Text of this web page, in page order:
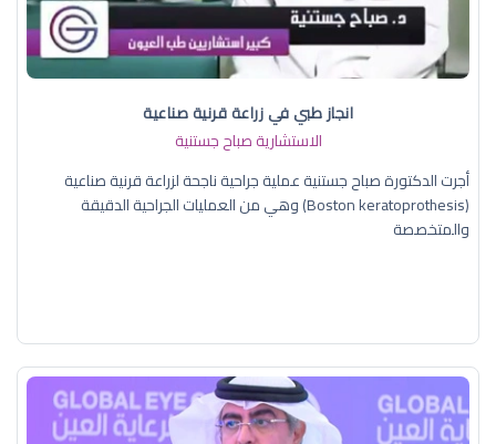
انجاز طبي في زراعة قرنية صناعية
الاستشارية صباح جستنية
أجرت الدكتورة صباح جستنية عملية جراحية ناجحة لزراعة قرنية صناعية
(Boston keratoprothesis) وهي من العمليات الجراحية الدقيقة
والمتخصصة